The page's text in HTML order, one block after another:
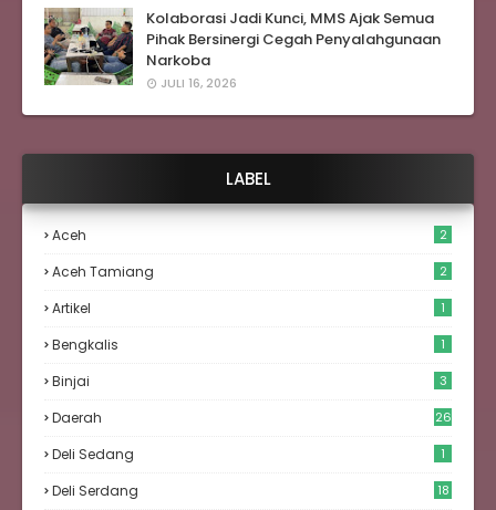
Kolaborasi Jadi Kunci, MMS Ajak Semua
Pihak Bersinergi Cegah Penyalahgunaan
Narkoba
JULI 16, 2026
LABEL
Aceh 2
Aceh Tamiang 2
Artikel 1
Bengkalis 1
Binjai 3
Daerah 26
Deli Sedang 1
Deli Serdang 18